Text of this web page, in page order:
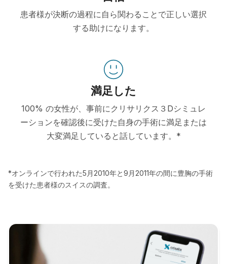
患者様が決断の過程に自ら関わることで正しい選択
する助けになります。
満足した
100% の女性が、事前にクリサリクス３Dシミュレ
ーションを確認後に受けた自身の手術に満足または
大変満足していると話しています。*
*オンラインで行われた5月2010年と9月2011年の間に豊胸の手術
を受けた患者様のスイスの調査。